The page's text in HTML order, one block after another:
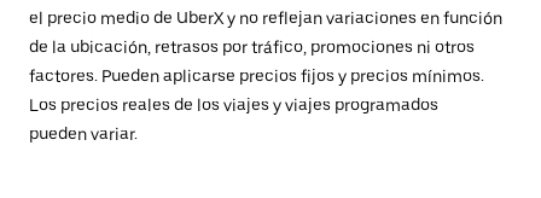
el precio medio de UberX y no reflejan variaciones en función
de la ubicación, retrasos por tráfico, promociones ni otros
factores. Pueden aplicarse precios fijos y precios mínimos.
Los precios reales de los viajes y viajes programados
pueden variar.